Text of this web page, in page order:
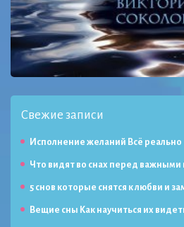
Свежие записи
Исполнение желаний Всё реально
Что видят во снах перед
5 снов которые снятся к любви и
Вещие сны Как научиться их